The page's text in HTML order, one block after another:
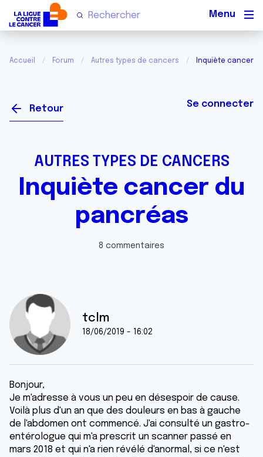
Accueil Forum Autres types de cancers Inquiète cancer
Retour Se connecter
AUTRES TYPES DE CANCERS
Inquiète cancer du
pancréas
8 commentaires
tclm
18/06/2019 - 16:02
Bonjour,
Je m'adresse à vous un peu en désespoir de cause.
Voilà plus d'un an que des douleurs en bas à gauche
de l'abdomen ont commencé. J'ai consulté un gastro-
entérologue qui m'a prescrit un scanner passé en
mars 2018 et qui n'a rien révélé d'anormal, si ce n'est